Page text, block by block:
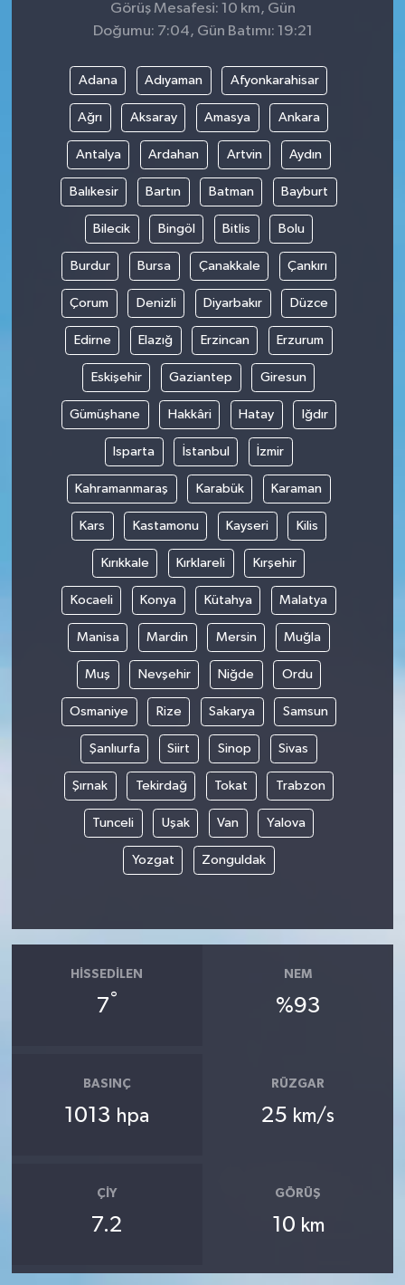
Görüş Mesafesi: 10 km, Gün
Doğumu: 7:04, Gün Batımı: 19:21
Adana Adıyaman Afyonkarahisar
Ağrı Aksaray Amasya Ankara
Antalya Ardahan Artvin Aydın
Balıkesir Bartın Batman Bayburt
Bilecik Bingöl Bitlis Bolu
Burdur Bursa Çanakkale Çankırı
Çorum Denizli Diyarbakır Düzce
Edirne Elazığ Erzincan Erzurum
Eskişehir Gaziantep Giresun
Gümüşhane Hakkâri Hatay Iğdır
Isparta İstanbul İzmir
Kahramanmaraş Karabük Karaman
Kars Kastamonu Kayseri Kilis
Kırıkkale Kırklareli Kırşehir
Kocaeli Konya Kütahya Malatya
Manisa Mardin Mersin Muğla
Muş Nevşehir Niğde Ordu
Osmaniye Rize Sakarya Samsun
Şanlıurfa Siirt Sinop Sivas
Şırnak Tekirdağ Tokat Trabzon
Tunceli Uşak Van Yalova
Yozgat Zonguldak
HISSEDILEN
7°
NEM
%93
BASINÇ
1013 hpa
RÜZGAR
25 km/s
ÇIY
7.2
GÖRÜŞ
10 km